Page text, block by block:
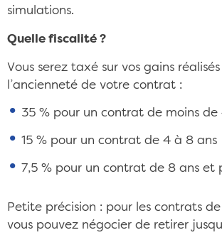
simulations.
Quelle fiscalité ?
Vous serez taxé sur vos gains
l’ancienneté de votre contrat :
35 % pour un contrat de moins de
15 % pour un contrat de 4 à 8 ans
7,5 % pour un contrat de 8 ans et
Petite précision : pour les contrats
vous pouvez négocier de retirer